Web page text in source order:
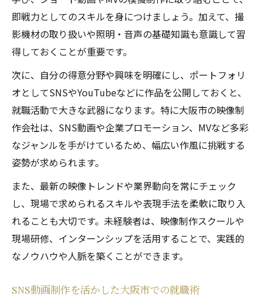
即戦力としてのスキルを身につけましょう。加えて、撮
影機材の取り扱いや照明・音声の基礎知識も意識して習
得しておくことが重要です。
次に、自分の得意分野や興味を明確にし、ポートフォリ
オとしてSNSやYouTubeなどに作品を公開しておくと、
就職活動で大きな武器になります。特に大阪市の映像制
作会社は、SNS動画や企業プロモーション、MVなど多彩
なジャンルを手がけているため、幅広い作風に挑戦する
姿勢が求められます。
また、最新の映像トレンドや業界動向を常にチェック
し、現場で求められるスキルや表現手法を柔軟に取り入
れることも大切です。未経験者は、映像制作スクールや
現場研修、インターンシップを活用することで、実践的
なノウハウや人脈を築くことができます。
SNS動画制作を活かした大阪市での就職術